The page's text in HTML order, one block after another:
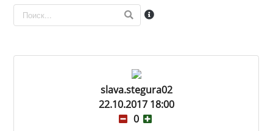
slava.stegura02
22.10.2017 18:00
0